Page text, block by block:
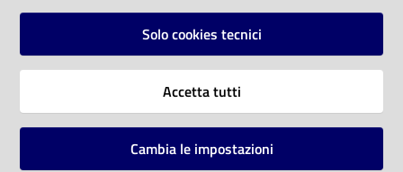
Vai alla pagina
Solo cookies tecnici
Accetta tutti
Cambia le impostazioni